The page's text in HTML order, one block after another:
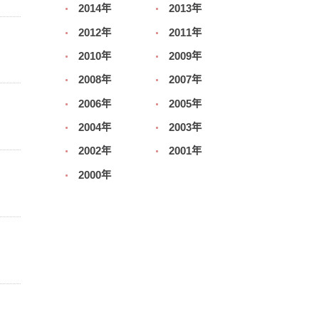
2014年 2013年
2012年 2011年
2010年 2009年
2008年 2007年
2006年 2005年
2004年 2003年
2002年 2001年
2000年